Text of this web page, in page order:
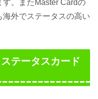
。またMaster Cardの
外でステータスの高い
テータスカード